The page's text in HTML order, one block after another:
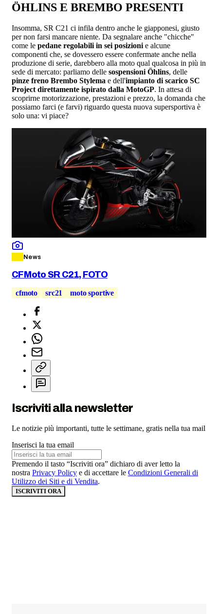
ÖHLINS E BREMBO PRESENTI
Insomma, SR C21 ci infila dentro anche le giapponesi, giusto
per non farsi mancare niente. Da segnalare anche "chicche"
come le pedane regolabili in sei posizioni e alcune
componenti che, se dovessero essere confermate anche nella
produzione di serie, darebbero alla moto qual qualcosa in più in
sede di mercato: parliamo delle sospensioni Öhlins, delle
pinze freno Brembo Stylema e dell'impianto di scarico SC
Project direttamente ispirato dalla MotoGP. In attesa di
scoprirne motorizzazione, prestazioni e prezzo, la domanda che
possiamo farci (e farvi) riguardo questa nuova supersportiva è
solo una: vi piace?
News
CFMoto SR C21, FOTO
cfmoto src21 moto sportive
Iscriviti alla newsletter
Le notizie più importanti, tutte le settimane, gratis nella tua mail
Inserisci la tua email
Premendo il tasto “Iscriviti ora” dichiaro di aver letto la
nostra Privacy Policy e di accettare le Condizioni Generali di
Utilizzo dei Siti e di Vendita.
ISCRIVITI ORA